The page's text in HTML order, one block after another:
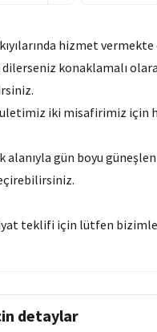
hizmet
konaklamalı
iki misafirimiz için
alanıyla gün boyu
teklifi için lütfen bizimle
detaylar